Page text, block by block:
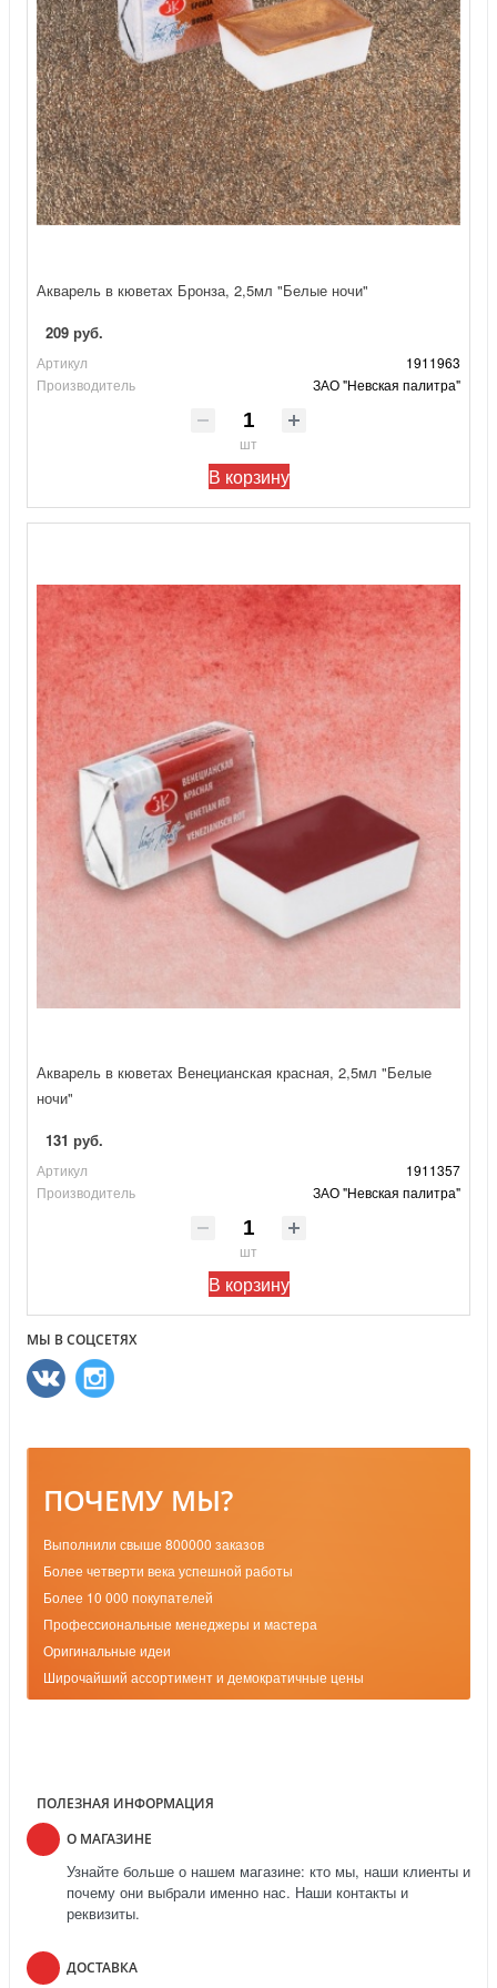
Акварель в кюветах Бронза, 2,5мл "Белые ночи"
209 руб.
Артикул
1911963
Производитель
ЗАО "Невская палитра"
шт
В корзину
Акварель в кюветах Венецианская красная, 2,5мл "Белые
ночи"
131 руб.
Артикул
1911357
Производитель
ЗАО "Невская палитра"
шт
В корзину
МЫ В СОЦСЕТЯХ
ПОЧЕМУ МЫ?
Выполнили свыше 800000 заказов
Более четверти века успешной работы
Более 10 000 покупателей
Профессиональные менеджеры и мастера
Оригинальные идеи
Широчайший ассортимент и демократичные цены
ПОЛЕЗНАЯ ИНФОРМАЦИЯ
О МАГАЗИНЕ
Узнайте больше о нашем магазине: кто мы, наши клиенты и
почему они выбрали именно нас. Наши контакты и
реквизиты.
ДОСТАВКА